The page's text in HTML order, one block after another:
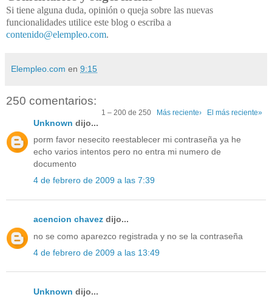
Si tiene alguna duda, opinión o queja sobre las nuevas
funcionalidades utilice este blog o escriba a
contenido@elempleo.com.
Elempleo.com en 9:15
250 comentarios:
1 – 200 de 250 Más reciente› El más reciente»
Unknown dijo...
porm favor nesecito reestablecer mi contraseña ya he
echo varios intentos pero no entra mi numero de
documento
4 de febrero de 2009 a las 7:39
acencion chavez dijo...
no se como aparezco registrada y no se la contraseña
4 de febrero de 2009 a las 13:49
Unknown dijo...